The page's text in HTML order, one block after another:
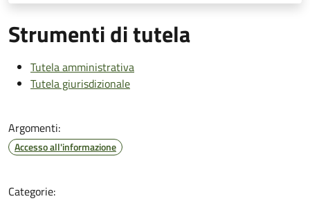
Strumenti di tutela
Tutela amministrativa
Tutela giurisdizionale
Argomenti:
Accesso all'informazione
Categorie: